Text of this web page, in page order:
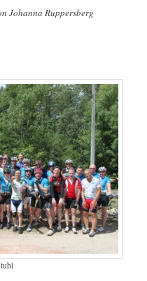
Johanna Ruppersberg